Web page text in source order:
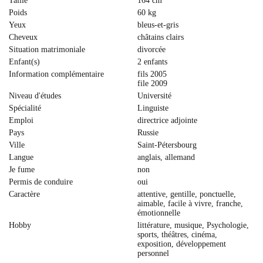
Poids
60 kg
Yeux
bleus-et-gris
Cheveux
сhâtains clairs
Situation matrimoniale
divorcée
Enfant(s)
2 enfants
Information complémentaire
fils 2005
file 2009
Niveau d'études
Université
Spécialité
Linguiste
Emploi
directrice adjointe
Pays
Russie
Ville
Saint-Pétersbourg
Langue
anglais, allemand
Je fume
non
Permis de conduire
oui
Caractère
attentive, gentille, ponctuelle,
aimable, facile à vivre, franche,
émotionnelle
Hobby
littérature, musique, Psychologie,
sports, théâtres, cinéma,
exposition, développement
personnel